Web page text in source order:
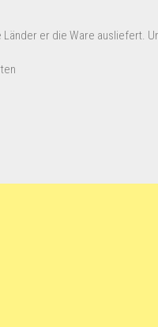
er die Ware ausliefert.